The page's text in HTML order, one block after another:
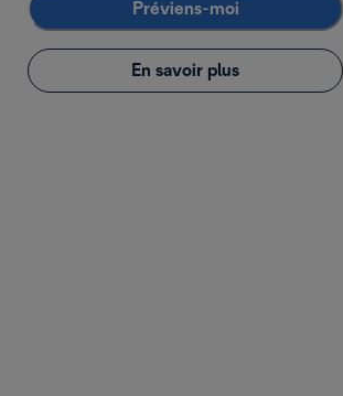
Préviens-moi
En savoir plus